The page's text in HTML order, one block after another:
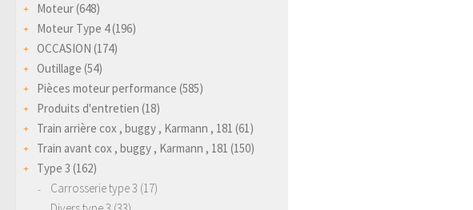
Moteur(648)
Moteur Type 4(196)
OCCASION (174)
Outillage (54)
Pièces moteur performance (585)
Produits d'entretien (18)
Train arrière cox , buggy , Karmann , 181 (61)
Train avant cox , buggy , Karmann , 181 (150)
Type 3 (162)
Carrosserie type 3 (17)